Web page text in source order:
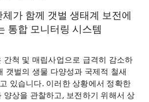
가 함께 갯벌 생태계 보전에
통합 모니터링 시스템
간척 및 매립사업으로 급격히 감소하
갯벌의 생물 다양성과 국제적 철새
있습니다. 이러한 상황에서 정확한
양상을 관찰하고, 보전하기 위해서 상